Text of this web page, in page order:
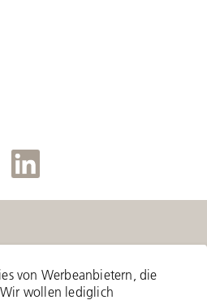
von Werbeanbietern, die
wollen lediglich